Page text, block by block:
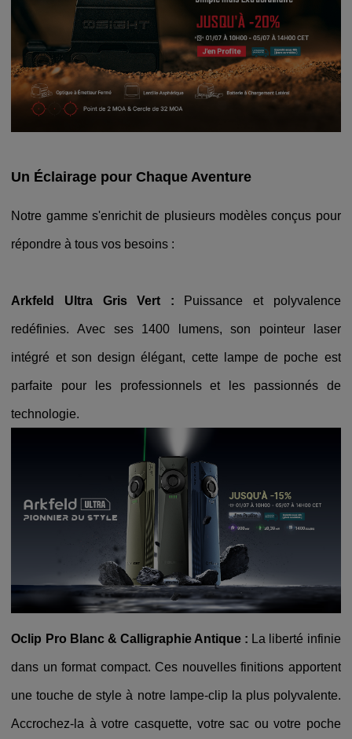
Un Éclairage pour Chaque Aventure
Notre gamme s'enrichit de plusieurs modèles conçus pour
répondre à tous vos besoins :
Arkfeld Ultra Gris Vert : Puissance et polyvalence
redéfinies. Avec ses 1400 lumens, son pointeur laser
intégré et son design élégant, cette lampe de poche est
parfaite pour les professionnels et les passionnés de
technologie.
Oclip Pro Blanc & Calligraphie Antique : La liberté infinie
dans un format compact. Ces nouvelles finitions apportent
une touche de style à notre lampe-clip la plus polyvalente.
Accrochez-la à votre casquette, votre sac ou votre poche